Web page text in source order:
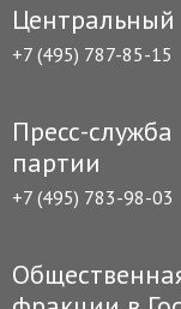
+7 (495) 787-85-15
Пресс-служба
партии
+7 (495) 783-98-03